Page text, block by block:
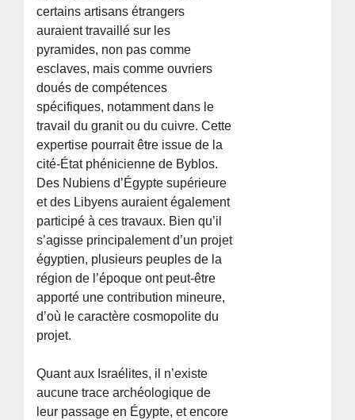
certains artisans étrangers
auraient travaillé sur les
pyramides, non pas comme
esclaves, mais comme ouvriers
doués de compétences
spécifiques, notamment dans le
travail du granit ou du cuivre. Cette
expertise pourrait être issue de la
cité-État phénicienne de Byblos.
Des Nubiens d’Égypte supérieure
et des Libyens auraient également
participé à ces travaux. Bien qu’il
s’agisse principalement d’un projet
égyptien, plusieurs peuples de la
région de l’époque ont peut-être
apporté une contribution mineure,
d’où le caractère cosmopolite du
projet.
Quant aux Israélites, il n’existe
aucune trace archéologique de
leur passage en Égypte, et encore